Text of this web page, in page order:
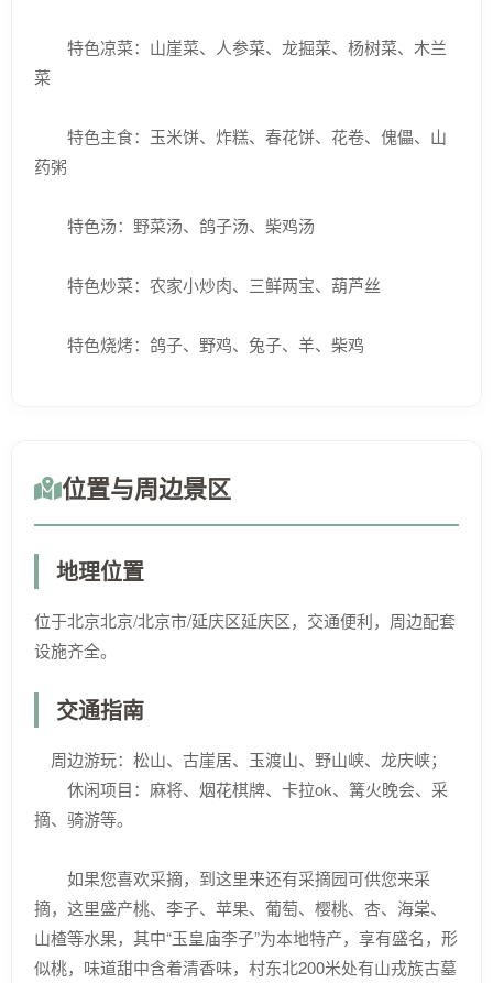
特色凉菜：山崖菜、人参菜、龙掘菜、杨树菜、木兰
菜
特色主食：玉米饼、炸糕、春花饼、花卷、傀儡、山
药粥
特色汤：野菜汤、鸽子汤、柴鸡汤
特色炒菜：农家小炒肉、三鲜两宝、葫芦丝
特色烧烤：鸽子、野鸡、兔子、羊、柴鸡
位置与周边景区
地理位置
位于北京北京/北京市/延庆区延庆区，交通便利，周边配套
设施齐全。
交通指南
周边游玩：松山、古崖居、玉渡山、野山峡、龙庆峡；
休闲项目：麻将、烟花棋牌、卡拉ok、篝火晚会、采
摘、骑游等。
如果您喜欢采摘，到这里来还有采摘园可供您来采
摘，这里盛产桃、李子、苹果、葡萄、樱桃、杏、海棠、
山楂等水果，其中“玉皇庙李子”为本地特产，享有盛名，形
似桃，味道甜中含着清香味，村东北200米处有山戎族古墓